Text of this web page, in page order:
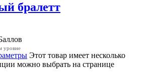
бралетт
уровне
Этот товар имеет несколько
можно выбрать на странице